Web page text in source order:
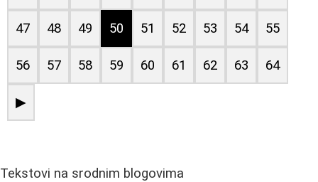
47 48 49 50 51 52 53 54 55
56 57 58 59 60 61 62 63 64
▶
Tekstovi na srodnim blogovima